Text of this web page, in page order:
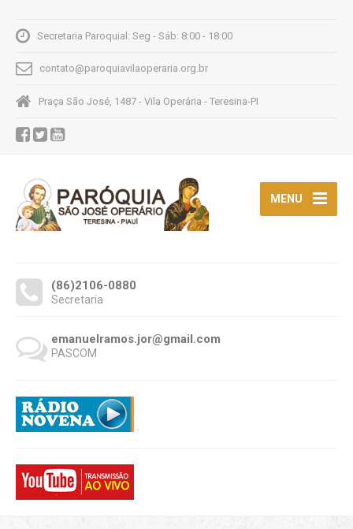
Secretaria Paroquial: Seg - Sáb: 8:00 - 18:00
contato@paroquiavilaoperaria.org.br
Praça São José, 1487 - Vila Operária - Teresina-PI
(86)2106-0880
Secretaria
emanuelramos.jor@gmail.com
PASCOM
MENU